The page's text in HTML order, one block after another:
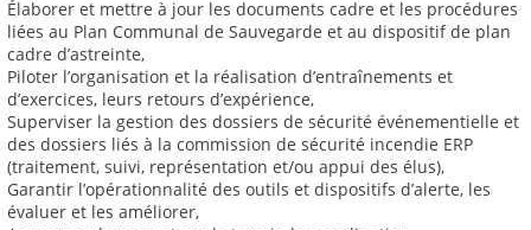
Élaborer et mettre à jour les documents cadre et les procédures
liées au Plan Communal de Sauvegarde et au dispositif de plan
cadre d’astreinte,
Piloter l’organisation et la réalisation d’entraînements et
d’exercices, leurs retours d’expérience,
Superviser la gestion des dossiers de sécurité événementielle et
des dossiers liés à la commission de sécurité incendie ERP
(traitement, suivi, représentation et/ou appui des élus),
Garantir l’opérationnalité des outils et dispositifs d’alerte, les
évaluer et les améliorer,